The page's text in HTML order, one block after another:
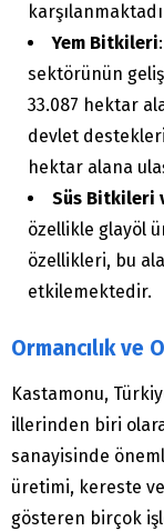
Yem Bitkileri
sektörünün
33.087 hektar
devlet
hektar alana
Süs Bitkileri
özellikle glayöl
özellikleri, bu
etkilemektedir.
Ormancılık ve
Kastamonu,
illerinden biri
sanayisinde
üretimi, kereste
gösteren birçok